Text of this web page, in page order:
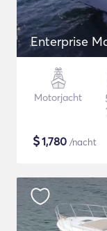
Enterprise
Motorjacht
$1,780 /nacht